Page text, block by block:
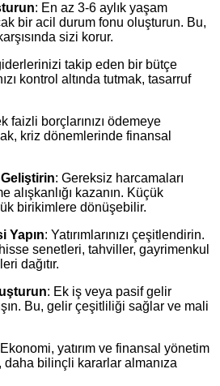
: En az 3-6 aylık yaşam
bir acil durum fonu oluşturun. Bu,
sizi korur.
takip eden bir bütçe
kontrol altında tutmak, tasarruf
faizli borçlarınızı ödemeye
kriz dönemlerinde finansal
Geliştirin: Gereksiz harcamaları
alışkanlığı kazanın. Küçük
birikimlere dönüşebilir.
Yapın: Yatırımlarınızı çeşitlendirin.
(hisse senetleri, tahviller, gayrimenkul
dağıtır.
: Ek iş veya pasif gelir
Bu, gelir çeşitliliği sağlar ve mali
yatırım ve finansal yönetim
daha bilinçli kararlar almanıza